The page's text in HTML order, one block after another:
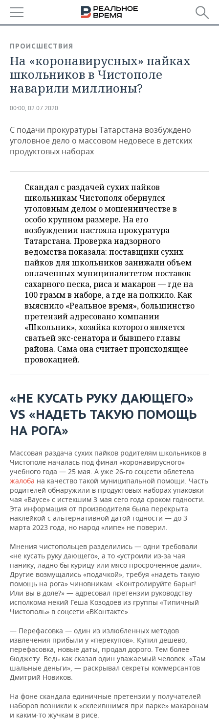
БАШКОРТОСТАН
ТАТАРСТАН
НОВОСТИ
АНАЛИТИКА
ДЕКЛАРАЦИИ О ДОХОДАХ
КОРОЛИ ГОСЗАКАЗА ПФО
ВУЗЫ ТАТАРСТАНА
КОМУ ПРИНАДЛЕЖАТ
ТОРГОВЫЕ ЦЕНТРЫ
ТАТАРСТАНА
НОВОСТИ ЭКОНОМИКИ
ФИНАНСЫ
БАНКИ
БЮДЖЕТ
ИНВЕСТИЦИИ
ПРОМЫШЛЕННОСТЬ
НОВОСТИ
ПРОМЫШЛЕННОСТИ
МАШИНОСТРОЕНИЕ
НЕФТЕХИМИЯ
НЕФТЬ
ОПК
ЭНЕРГЕТИКА
НЕДВИЖИМОСТЬ
НОВОСТИ НЕДВИЖИМОСТИ
АВТО
НОВОСТИ АВТО
БИЗНЕС
НОВОСТИ БИЗНЕСА
РОЗНИЧНАЯ ТОРГОВЛЯ
ТРАНСПОРТ
УСЛУГИ
ТЕХНОЛОГИИ
НОВОСТИ ТЕХНОЛОГИЙ
МЕДИА
ТЕЛЕКОММУНИКАЦИИ
МЕРОПРИЯТИЯ
НОВОСТИ МЕРОПРИЯТИЙ
ВЫЕЗДНАЯ РЕДАКЦИЯ
БИЗНЕС-БРАНЧИ
ONLINE-КОНФЕРЕНЦИИ
ОТКРЫТАЯ ЛЕКЦИЯ
СПОРТ
НОВОСТИ СПОРТА
ФУТБОЛ
ХОККЕЙ
БАСКЕТБОЛ
ВОЛЕЙБОЛ
КИБЕРСПОРТ
ФИГУРНОЕ КАТАНИЕ
ХОККЕЙ С МЯЧОМ
ОБЩЕСТВО
НОВОСТИ ОБЩЕСТВА
ВЛАСТЬ
ИНФРАСТРУКТУРА
ИСТОРИЯ
КУЛЬТУРА
МЕДИЦИНА
ПРОИСШЕСТВИЯ
ФОТОГАЛЕРЕЯ
СЮЖЕТЫ
СПРАВОЧНИК
СПИСОК ПЕРСОН
СПИСОК КОМПАНИЙ
ПОЛНАЯ ВЕРСИЯ
ПРОИСШЕСТВИЯ
На «коронавирусных» пайках
школьников в Чистополе
наварили миллионы?
00:00, 02.07.2020
С подачи прокуратуры Татарстана возбуждено
уголовное дело о массовом недовесе в детских
продуктовых наборах
Скандал с раздачей сухих пайков
школьникам Чистополя обернулся
уголовным делом о мошенничестве в
особо крупном размере. На его
возбуждении настояла прокуратура
Татарстана. Проверка надзорного
ведомства показала: поставщики сухих
пайков для школьников занижали объем
оплаченных муниципалитетом поставок
сахарного песка, риса и макарон — где на
100 грамм в наборе, а где на полкило. Как
выяснило «Реальное время», большинство
претензий адресовано компании
«Школьник», хозяйка которого является
сватьей экс-сенатора и бывшего главы
района. Сама она считает происходящее
провокацией.
«НЕ КУСАТЬ РУКУ ДАЮЩЕГО»
VS «НАДЕТЬ ТАКУЮ ПОМОЩЬ
НА РОГА»
Массовая раздача сухих пайков родителям школьников в
Чистополе началась под финал «коронавирусного»
учебного года — 25 мая. А уже 26-го соцсети облетела
жалоба на качество такой муниципальной помощи. Часть
родителей обнаружили в продуктовых наборах упаковки
чая «Bayce» с истекшим 3 мая сего года сроком годности.
Эта информация от производителя была перекрыта
наклейкой с альтернативной датой годности — до 3
марта 2023 года, но народ «липе» не поверил.
Мнения чистопольцев разделились — одни требовали
«не кусать руку дающего», а то «устроили из-за чая
панику, ладно бы курицу или мясо просроченное дали».
Другие возмущались «подачкой», требуя «надеть такую
помощь на рога» чиновникам. «Контролируйте барыг!
Или вы в доле?» — адресовал претензии руководству
исполкома некий Геша Козодоев из группы «Типичный
Чистополь» в соцсети «ВКонтакте».
— Перефасовка — один из излюбленных методов
извлечения прибыли у «перекупов». Купил дешево,
перефасовка, новые даты, продал дорого. Тем более
бюджету. Ведь как сказал один уважаемый человек: «Там
шальные деньги», — раскрывал секреты коммерсантов
Дмитрий Новиков.
На фоне скандала единичные претензии у получателей
наборов возникли к «склеившимся при варке» макаронам
и каким-то жучкам в рисе.